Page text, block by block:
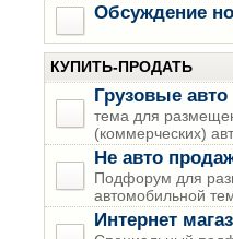
Обсуждение
КУПИТЬ-ПРОДАТЬ
Грузовые авто
тема для
(коммерческих)
Не авто
Подфорум для
автомобильной
Интернет